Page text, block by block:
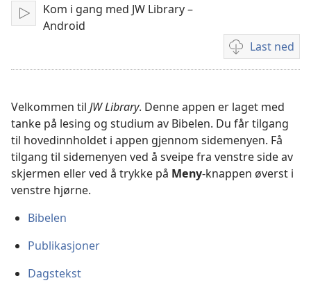
Spill
Kom i gang med JW Library –
Android
Last ned
for
Velkommen til JW Library. Denne appen er laget med
tanke på lesing og studium av Bibelen. Du får tilgang
til hovedinnholdet i appen gjennom sidemenyen. Få
tilgang til sidemenyen ved å sveipe fra venstre side av
skjermen eller ved å trykke på Meny-knappen øverst i
venstre hjørne.
Bibelen
Publikasjoner
Dagstekst